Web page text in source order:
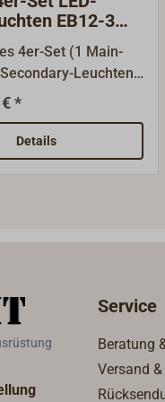
EB12-3
Secondary
4er-Set (1 Main-
Leuchten)
schlichten LED
EB12-3
3-V2.0. Die
LD-200 (ein
schalten und
Main-Leuchten
integrierten
*
Details
Service
Beratung
Versand